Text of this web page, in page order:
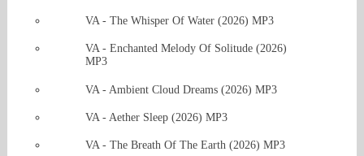
VA - The Whisper Of Water (2026) MP3
VA - Enchanted Melody Of Solitude (2026)
MP3
VA - Ambient Cloud Dreams (2026) MP3
VA - Aether Sleep (2026) MP3
VA - The Breath Of The Earth (2026) MP3